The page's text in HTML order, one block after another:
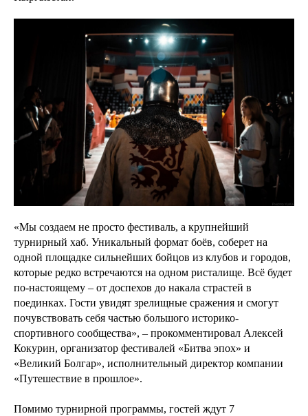
«Мы создаем не просто фестиваль, а крупнейший
турнирный хаб. Уникальный формат боёв, соберет на
одной площадке сильнейших бойцов из клубов и городов,
которые редко встречаются на одном ристалище. Всё будет
по-настоящему – от доспехов до накала страстей в
поединках. Гости увидят зрелищные сражения и смогут
почувствовать себя частью большого историко-
спортивного сообщества», – прокомментировал Алексей
Кокурин, организатор фестивалей «Битва эпох» и
«Великий Болгар», исполнительный директор компании
«Путешествие в прошлое».
Помимо турнирной программы, гостей ждут 7